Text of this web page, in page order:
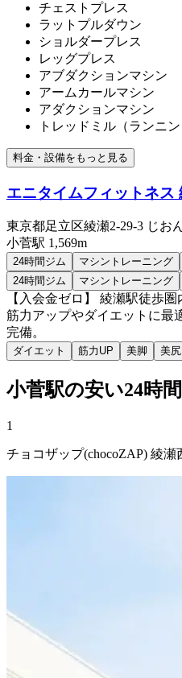
チェストプレス
ラットプルダウン
ショルダープレス
レッグプレス
アブダクションマシン
アームカールマシン
アダクションマシン
トレッドミル（ランニン
料金・設備をもっと見る
エニタイムフィットネス
東京都足立区綾瀬2-29-3 じお
小菅駅 1,569m
24時間ジム マシントレーニング
24時間ジム
マシントレーニング
【入会金ゼロ】 綾瀬駅徒歩
筋力アップやダイエットに最
完備。
ダイエット 筋力UP 美脚 美尻
小菅駅の安い24時
1
チョコザップ(chocoZAP) 綾瀬